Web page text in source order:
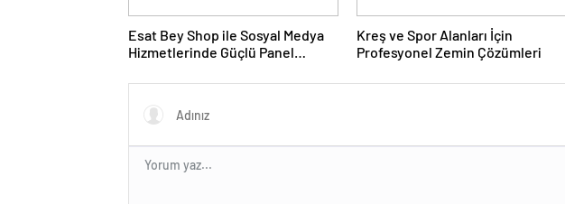
Esat Bey Shop ile Sosyal Medya
Hizmetlerinde Güçlü Panel
Kreş ve Spor Alanları İçin
Profesyonel Zemin Çözümleri